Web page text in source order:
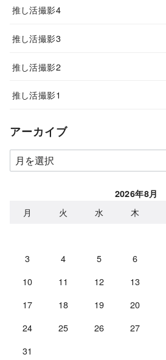
推し活撮影4
推し活撮影3
推し活撮影2
推し活撮影1
アーカイブ
ア
ー
2026年8月
月 火 水 木
3
4 5 6
10
11 12 13
17
18 19 20
24
25 26 27
31